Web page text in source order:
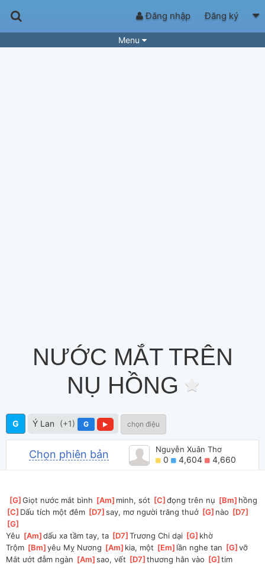
Đăng nhập Đăng ký
Menu
NƯỚC MẮT TRÊN
NỤ HỒNG
G Ý Lan (+1) G chọn điệu
Chọn phiên bản Nguyễn Xuân Thơ
0 4,604 4,660
[G ]
Giọt nước mắt bình [Am ]minh, sót [C ]
đọng trên nụ [Bm ]hồng
[C ]Dấu tích một đêm [D7 ]
say, mơ người trăng thuở [G ]nào [D7
G
Yêu [Am ]
dấu xa tầm tay, ta [D7 ]
Trương Chi dại [G ]khờ
Trộm [Bm ]
yêu Mỵ Nương [Am ]kia, một [Em ]lần nghe tan [G ]
vỡ
Mắt ướt đẫm ngàn [Am ]
sao, vết [D7 ]thương hằn vào [G ]tim